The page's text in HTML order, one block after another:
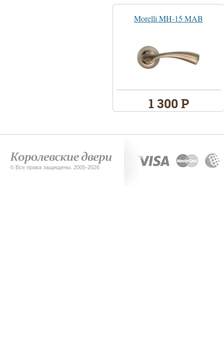
Morelli MH-15 MAB
1 300 Р
© Все права защищены. 2005-2026